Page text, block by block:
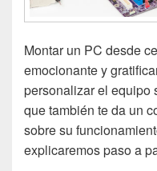
Montar un PC desde
emocionante y
personalizar el equipo
que también te da un
sobre su
explicaremos paso a